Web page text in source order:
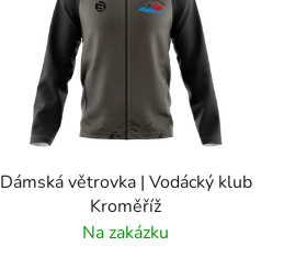
Dámská větrovka | Vodácký klub
Kroměříž
Na zakázku